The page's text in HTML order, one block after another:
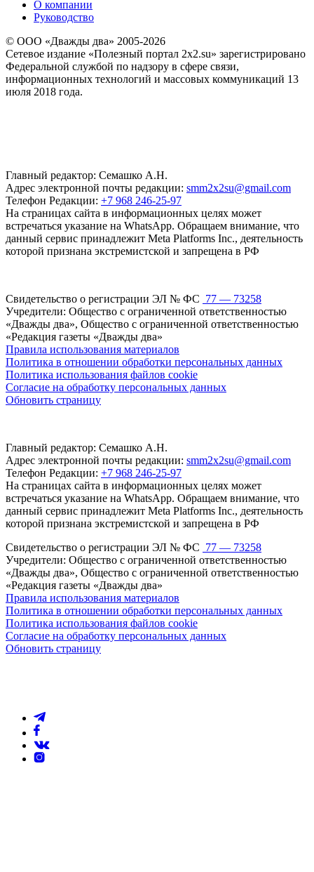
О компании
Руководство
© ООО «Дважды два» 2005-2026
Сетевое издание «Полезный портал 2x2.su» зарегистрировано
Федеральной службой по надзору в сфере связи,
информационных технологий и массовых коммуникаций 13
июля 2018 года.
Главный редактор: Семашко А.Н.
Адрес электронной почты редакции: smm2x2su@gmail.com
Телефон Редакции: +7 968 246-25-97
На страницах сайта в информационных целях может
встречаться указание на WhatsApp. Обращаем внимание, что
данный сервис принадлежит Meta Platforms Inc., деятельность
которой признана экстремистской и запрещена в РФ
Свидетельство о регистрации ЭЛ № ФС 77 — 73258
Учредители: Общество с ограниченной ответственностью
«Дважды два», Общество с ограниченной ответственностью
«Редакция газеты «Дважды два»
Правила использования материалов
Политика в отношении обработки персональных данных
Политика использования файлов cookie
Согласие на обработку персональных данных
Обновить страницу
Главный редактор: Семашко А.Н.
Адрес электронной почты редакции: smm2x2su@gmail.com
Телефон Редакции: +7 968 246-25-97
На страницах сайта в информационных целях может
встречаться указание на WhatsApp. Обращаем внимание, что
данный сервис принадлежит Meta Platforms Inc., деятельность
которой признана экстремистской и запрещена в РФ
Свидетельство о регистрации ЭЛ № ФС 77 — 73258
Учредители: Общество с ограниченной ответственностью
«Дважды два», Общество с ограниченной ответственностью
«Редакция газеты «Дважды два»
Правила использования материалов
Политика в отношении обработки персональных данных
Политика использования файлов cookie
Согласие на обработку персональных данных
Обновить страницу